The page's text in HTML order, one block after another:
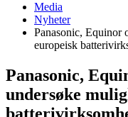
Media
Nyheter
Panasonic, Equinor
europeisk
Panasonic,
undersøke